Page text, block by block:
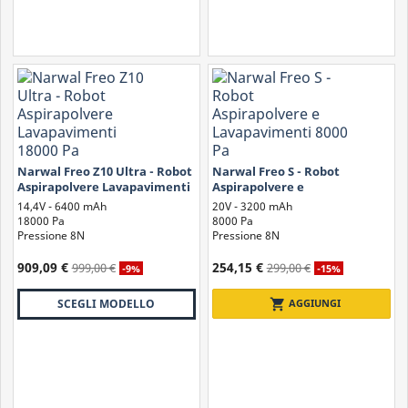
Narwal Freo Z10 Ultra - Robot
Aspirapolvere Lavapavimenti
18000 Pa
14,4V - 6400 mAh
18000 Pa
Pressione 8N
909,09 € 999,00 € -9%
SCEGLI MODELLO
Narwal Freo S - Robot
Aspirapolvere e
Lavapavimenti 8000 Pa
20V - 3200 mAh
8000 Pa
Pressione 8N
254,15 € 299,00 € -15%
shopping_cart AGGIUNGI